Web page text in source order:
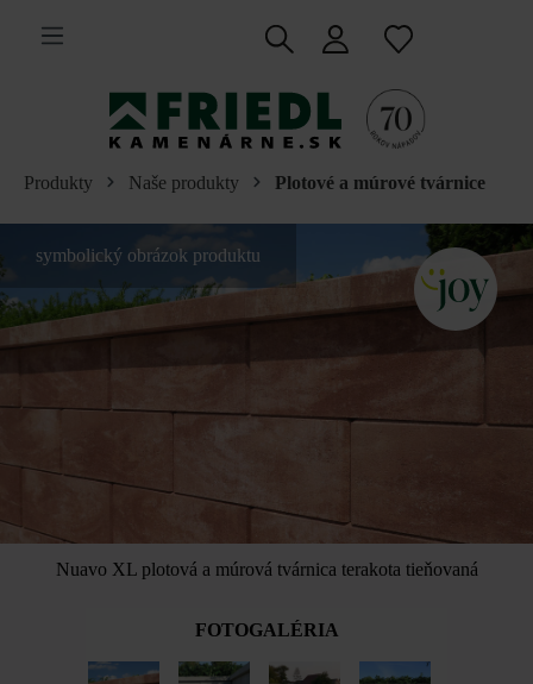
hlavný obsah
Produkty Naše produkty Plotové a múrové tvárnice
Nuavo XL plotová a múrová tvárnica terakota tieňovaná
symbolický obrázok produktu
FOTOGALÉRIA